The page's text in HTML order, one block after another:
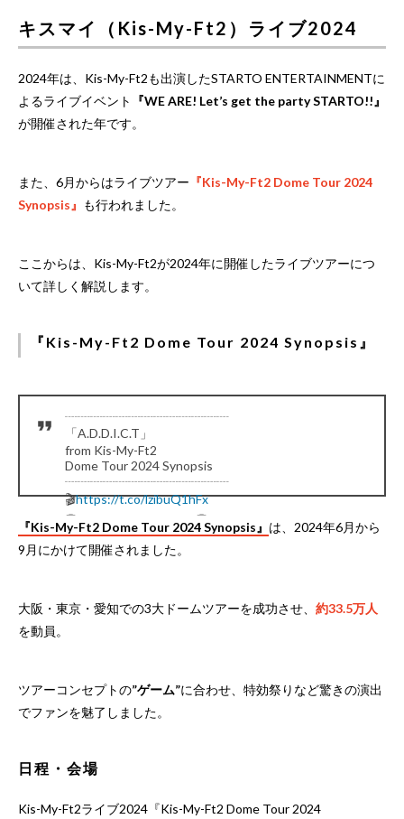
キスマイ（Kis-My-Ft2）ライブ2024
2024年は、Kis-My-Ft2も出演したSTARTO ENTERTAINMENTに
よるライブイベント
『WE ARE! Let’s get the party STARTO!!』
が開催された年です。
また、6月からはライブツアー 『Kis-My-Ft2 Dome Tour 2024
Synopsis』 も行われました。
ここからは、Kis-My-Ft2が2024年に開催したライブツアーにつ
いて詳しく解説します。
『Kis-My-Ft2 Dome Tour 2024 Synopsis』
┈┈┈┈┈┈┈┈┈┈┈┈┈
「A.D.D.I.C.T」
from Kis-My-Ft2
Dome Tour 2024 Synopsis
┈┈┈┈┈┈┈┈┈┈┈┈┈
🎬https://t.co/lzibuQ1hFx
📀2025.03.05 ON SALE📀
LIVE DVD&Blu-rayより
「A.D.D.I.C.T」を公開🎙✨
『Kis-My-Ft2 Dome Tour 2024 Synopsis』 は、2024年6月から
9月にかけて開催されました。
大阪・東京・愛知での3大ドームツアーを成功させ、 約33.5万人
を動員。
ツアーコンセプトの”ゲーム”に合わせ、特効祭りなど驚きの演出
でファンを魅了しました。
日程・会場
Kis-My-Ft2ライブ2024『Kis-My-Ft2 Dome Tour 2024